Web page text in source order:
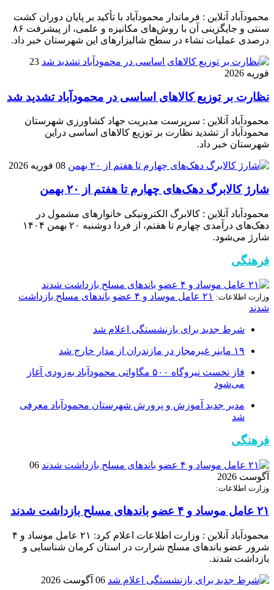
محمودآباد آنلاین : فرماندار محمودآباد با تأکید بر پایان دوران کشت
سنتی و جایگزینی آن با روش‌های مکانیزه و علمی، از پیشرفت ۸۶
درصدی عملیات نشاء در سطح شالیزارهای این شهرستان خبر داد.
23
فوریه 2026
نظارت بر توزیع کالا‌های اساسی در محمودآباد تشدید شد
محمودآباد آنلاین : سرپرست مدیریت جهاد کشاورزی شهرستان
محمودآباد از تشدید نظارت بر توزیع کالا‌های اساسی دراین
شهرستان خبر داد.
08 فوریه 2026
شارژ کالابرگ دهک‌های چهارم تا هفتم از ۲۰ بهمن
محمودآباد آنلاین : کالابرگ الکترونیکی خانوار‌های مشمول در
دهک‌های درآمدی چهارم تا هفتم، از فردا دوشنبه ۲۰ بهمن ۱۴۰۴
شارژ می‌شود.
فرهنگی
وزارت اطلاعات:
۲۱ عامل موساد و ۴ عضو باند‌های مسلح بازداشت
شدند
شرط جدید برای بازنشستگی اعلام شد
۱۹ ماینر غیرمجاز در مازندران از مدار خارج شد
فاز نخست نیروگاه ۵۰۰ مگاواتی محمودآباد به‌زودی آغاز
می‌شود
مدیر جدید آموزش و پرورش شهرستان محمودآباد معرفی
شد
فرهنگی
06
آگوست 2026
وزارت اطلاعات:
۲۱ عامل موساد و ۴ عضو باند‌های مسلح بازداشت شدند
محمودآباد آنلاین : وزارت اطلاعات اعلام کرد: ۲۱ عامل موساد و ۴
شرور عضو باند‌های مسلح شرارت در استان کرمان شناسایی و
بازداشت شدند.
06 آگوست 2026